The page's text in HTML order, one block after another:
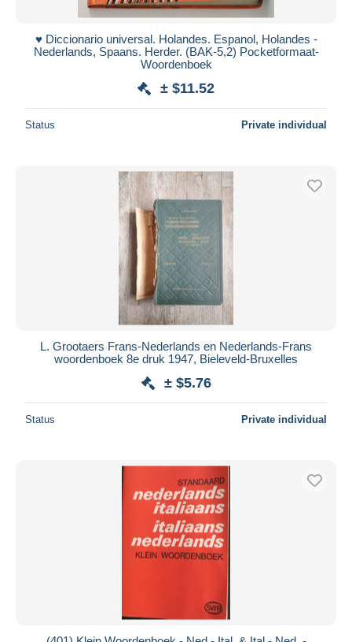
♥️ Diccionario universal. Holandes. Espanol, Holandes -
Nederlands, Spaans. Herder. (BAK-5,2) Pocketformaat-
Woordenboek
± $11.52
Status Private individual
L. Grootaers Frans-Nederlands en Nederlands-Frans
woordenboek 8e druk 1947, Bieleveld-Bruxelles
± $5.76
Status Private individual